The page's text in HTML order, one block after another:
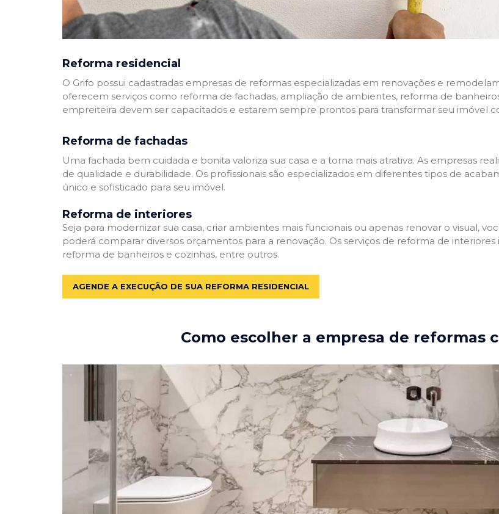
Reforma residencial
O Grifo possui cadastradas empresas de reformas especializadas em renovações e
oferecem serviços como reforma de fachadas, ampliação de ambientes, reforma de
empreiteira devem ser capacitados e estarem sempre prontos para transformar seu imóvel
Reforma de fachadas
Uma fachada bem cuidada e bonita valoriza sua casa e a torna mais atrativa. As empresas
de qualidade e durabilidade. Os profissionais são especializados em diferentes tipos de
único e sofisticado para seu imóvel.
Reforma de interiores
Seja para modernizar sua casa, criar ambientes mais funcionais ou apenas renovar o visual,
poderá comparar diversos orçamentos para a renovação. Os serviços de reforma de
reforma de banheiros e cozinhas, entre outros.
AGENDE A EXECUÇÃO DE SUA REFORMA RESIDENCIAL
Como escolher a empresa de reformas